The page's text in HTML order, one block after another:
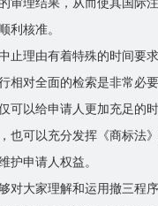
利核准。
止理由有着特殊的时间要
相对全面的检索是非常必
可以给申请人更加充足的
也可以充分发挥《商标法
护申请人权益。
对大家理解和运用撤三程序